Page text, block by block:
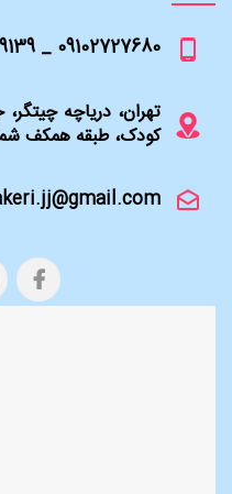
09102727680 _ 02146029139
تهران، دریاچه
کودک، طبقه همکف